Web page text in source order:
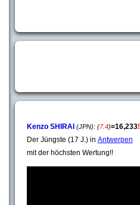
Kenzo SHIRAI (JPN): (7.4)=16,233!
Der Jüngste (17 J.) in Antwerpen
mit der höchsten Wertung!!